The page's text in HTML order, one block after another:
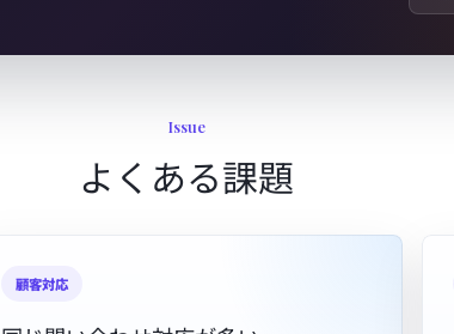
Issue
よくある課題
顧客対応